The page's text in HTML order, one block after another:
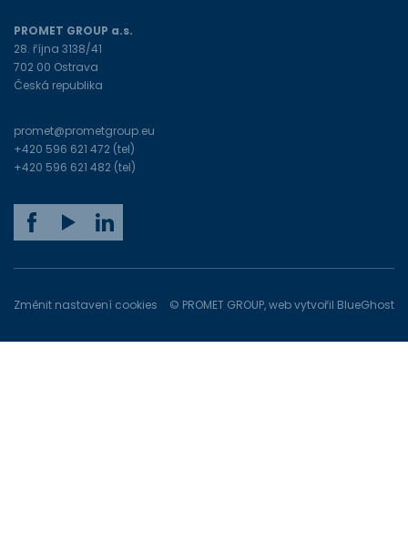
PROMET GROUP a.s.
28. října 3138/41
702 00 Ostrava
Česká republika
promet@prometgroup.eu
+420 596 621 472 (tel)
+420 596 621 482 (tel)
Změnit nastavení cookies © PROMET GROUP, web vytvořil BlueGhost